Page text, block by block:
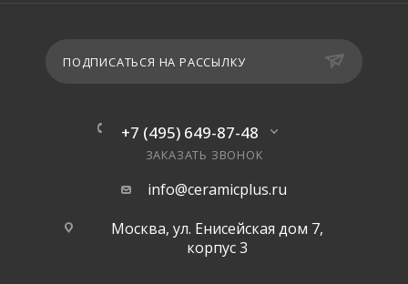
ПОДПИСАТЬСЯ НА РАССЫЛКУ
+7 (495) 649-87-48
ЗАКАЗАТЬ ЗВОНОК
info@ceramicplus.ru
Москва, ул. Енисейская дом 7,
корпус 3